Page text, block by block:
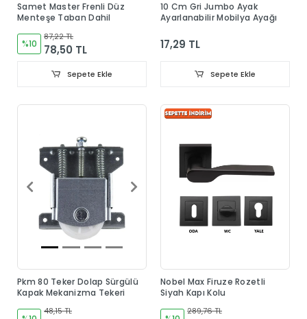
Samet Master Frenli Düz
Menteşe Taban Dahil
%10
87,22 TL
78,50 TL
Sepete Ekle
10 Cm Gri Jumbo Ayak
Ayarlanabilir Mobilya Ayağı
17,29 TL
Sepete Ekle
Pkm 80 Teker Dolap Sürgülü
Kapak Mekanizma Tekeri
48,15 TL
Nobel Max Firuze Rozetli
Siyah Kapı Kolu
289,76 TL